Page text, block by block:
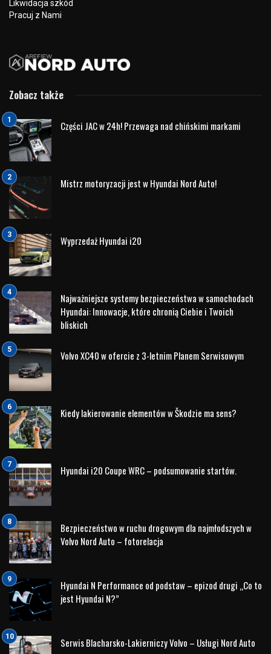
Land Rover, synonim luksusu, elegancji i doskonałych
znanych i wpływowych osób, które stają się ambasadorami
marki. W tym artykule przyjrzymy się kilku słynnym
ambasadorom Land Rovera, którzy nie tylko promują markę,
ale także stanowią ikony stylu, przygody i wyrafinowanego
życia.
1. Bear Grylls: Symbol Przygody i Wytrwałości
Bear Grylls, brytyjski podróżnik, odkrywca i ekstremalny
survivalowiec, od lat związany jest z marką Land Rover jako
jej ambasador. Jego nieustająca pasja do przygód,
wytrwałość i determinacja doskonale współgrają z filozofią
marki, która promuje ducha eksploracji i zdobywania nowych
szczytów. Bear Grylls wraz ze swoimi pojazdami Land
Rovera odbywał liczne wyprawy ekstremalne na najbardziej
wymagające tereny na całym świecie, promując nie tylko
markę, ale także wartości przygody i wytrwałości.
2. Victoria Beckham: Ikona Stylu i Elegancji
Victoria Beckham, brytyjska projektantka mody, ikona stylu i
była członkini zespołu Spice Girls, to kolejna słynna
ambasadorka marki Land Rover. Jej eleganckie i stylowe
podejście do życia doskonale współgra z luksusowymi
SUV-ami marki Land Rover, które promują nie tylko
doskonałe właściwości terenowe, ale także prestiż i
elegancję. Victoria Beckham z dumą prezentuje swoje
pojazdy Land Rovera na różnych eventach i pokazach mody,
co sprawia, że marka ta staje się jeszcze bardziej pożądana
wśród miłośników luksusu i wyrafinowanego stylu.
3. Richard Branson: Przedsiębiorczość i Pionierski